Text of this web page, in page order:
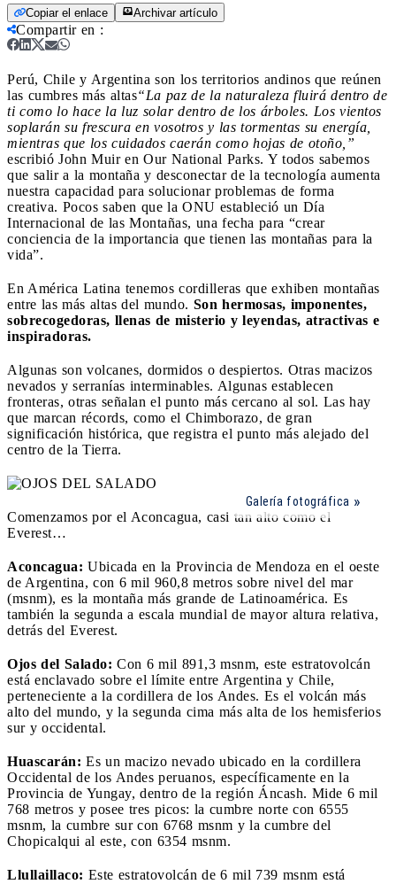
Copiar el enlace Archivar artículo
Compartir en :
Perú, Chile y Argentina son los territorios andinos que reúnen
las cumbres más altas“La paz de la naturaleza fluirá dentro de
ti como lo hace la luz solar dentro de los árboles. Los vientos
soplarán su frescura en vosotros y las tormentas su energía,
mientras que los cuidados caerán como hojas de otoño,”
escribió John Muir en Our National Parks. Y todos sabemos
que salir a la montaña y desconectar de la tecnología aumenta
nuestra capacidad para solucionar problemas de forma
creativa. Pocos saben que la ONU estableció un Día
Internacional de las Montañas, una fecha para “crear
conciencia de la importancia que tienen las montañas para la
vida”.
En América Latina tenemos cordilleras que exhiben montañas
entre las más altas del mundo. Son hermosas, imponentes,
sobrecogedoras, llenas de misterio y leyendas, atractivas e
inspiradoras.
Algunas son volcanes, dormidos o despiertos. Otras macizos
nevados y serranías interminables. Algunas establecen
fronteras, otras señalan el punto más cercano al sol. Las hay
que marcan récords, como el Chimborazo, de gran
significación histórica, que registra el punto más alejado del
centro de la Tierra.
Galería fotográfica
Comenzamos por el Aconcagua, casi tan alto como el
Everest…
Aconcagua: Ubicada en la Provincia de Mendoza en el oeste
de Argentina, con 6 mil 960,8 metros sobre nivel del mar
(msnm), es la montaña más grande de Latinoamérica. Es
también la segunda a escala mundial de mayor altura relativa,
detrás del Everest.
Ojos del Salado: Con 6 mil 891,3 msnm, este estratovolcán
está enclavado sobre el límite entre Argentina y Chile,
perteneciente a la cordillera de los Andes. Es el volcán más
alto del mundo, y la segunda cima más alta de los hemisferios
sur y occidental.
Huascarán: Es un macizo nevado ubicado en la cordillera
Occidental de los Andes peruanos, específicamente en la
Provincia de Yungay, dentro de la región Áncash. Mide 6 mil
768 metros y posee tres picos: la cumbre norte con 6555
msnm, la cumbre sur con 6768 msnm y la cumbre del
Chopicalqui al este, con 6354 msnm.
Llullaillaco: Este estratovolcán de 6 mil 739 msnm está